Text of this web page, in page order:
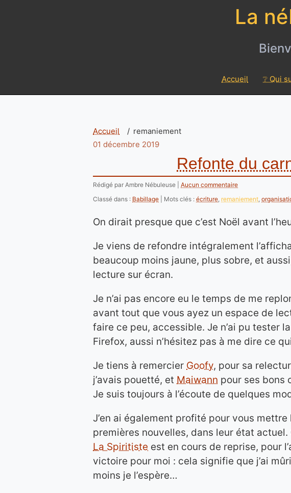
La
Accueil ❔ Qui
Accueil
remaniement
01 décembre 2019
Refonte du
Rédigé par Ambre Nébuleuse
Aucun commentaire
Classé dans : Babillage Mots clés : écriture, remaniement,
On dirait presque que c’est Noël avant
Je viens de refondre intégralement
beaucoup moins jaune, plus sobre, et
lecture sur écran.
Je n’ai pas encore eu le temps de me
avant tout que vous ayez un espace de
faire ce peu, accessible. Je n’ai pu tester
Firefox, aussi n’hésitez pas à me dire ce
Je tiens à remercier Goofy, pour sa
j’avais pouetté, et Maiwann pour ses bons
Je suis toujours à l’écoute de quelques
J’en ai également profité pour vous
premières nouvelles, dans leur état
La Spiritiste est en cours de reprise, pour
victoire pour moi : cela signifie que j’ai
moins je l’espère…